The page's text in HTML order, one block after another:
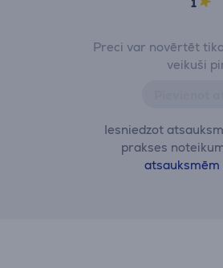
Preci var novērtēt
veikuši
Iesniedzot
prakses